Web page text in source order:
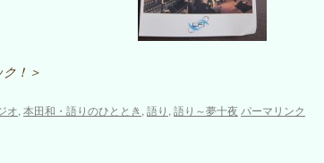
！＞
オ, 本田和・語りのひととき, 語り , 語り～夢十夜 パーマリンク